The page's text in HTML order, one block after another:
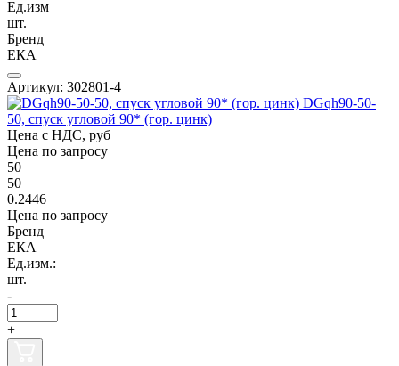
Ед.изм
шт.
Бренд
ЕКА
Артикул: 302801-4
DGqh90-50-
50, спуск угловой 90* (гор. цинк)
Цена с НДС, руб
Цена по запросу
50
50
0.2446
Цена по запросу
Бренд
ЕКА
Ед.изм.:
шт.
-
+